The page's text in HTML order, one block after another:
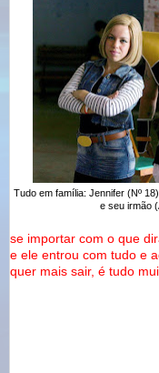
Tudo em família: Jennifer (Nº
e seu irmão
se importar com o que
e ele entrou com tudo e
quer mais sair, é tudo